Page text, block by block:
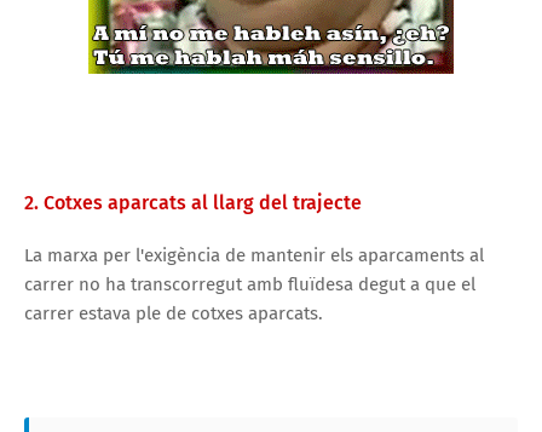
2. Cotxes aparcats al llarg del trajecte
La marxa per l'exigència de mantenir els aparcaments al
carrer no ha transcorregut amb fluïdesa degut a que el
carrer estava ple de cotxes aparcats.